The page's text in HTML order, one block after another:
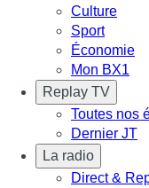
Culture
Sport
Économie
Mon BX1
Replay TV
Toutes nos
Dernier JT
La radio
Direct &